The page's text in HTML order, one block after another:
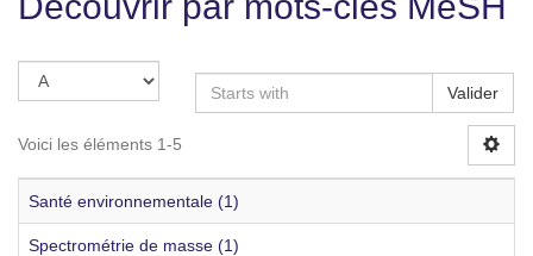
Valider
Voici les éléments 1-5
Santé environnementale (1)
Spectrométrie de masse (1)